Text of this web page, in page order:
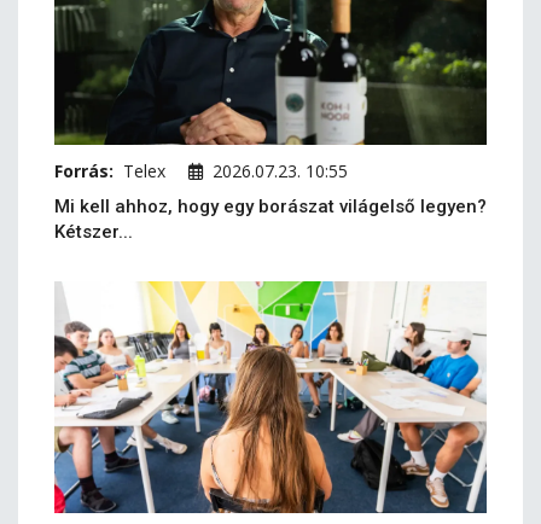
Forrás: Telex 2026.07.23. 10:55
Mi kell ahhoz, hogy egy borászat világelső legyen?
Kétszer...